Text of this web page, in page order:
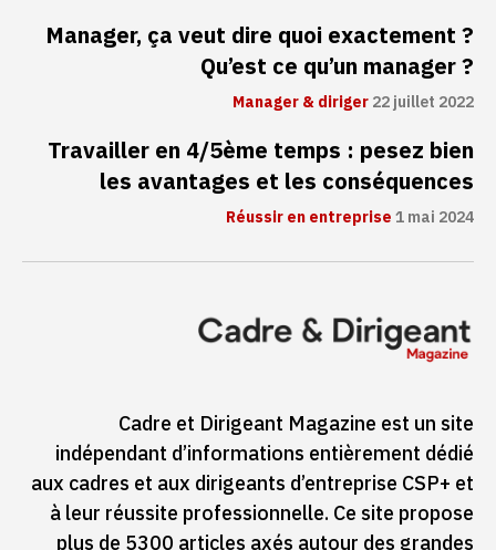
Manager, ça veut dire quoi exactement ?
Qu’est ce qu’un manager ?
Manager & diriger22 juillet 2022
Travailler en 4/5ème temps : pesez bien
les avantages et les conséquences
Réussir en entreprise1 mai 2024
Cadre et Dirigeant Magazine est un site
indépendant d’informations entièrement dédié
aux cadres et aux dirigeants d’entreprise CSP+ et
à leur réussite professionnelle. Ce site propose
plus de 5300 articles axés autour des grandes